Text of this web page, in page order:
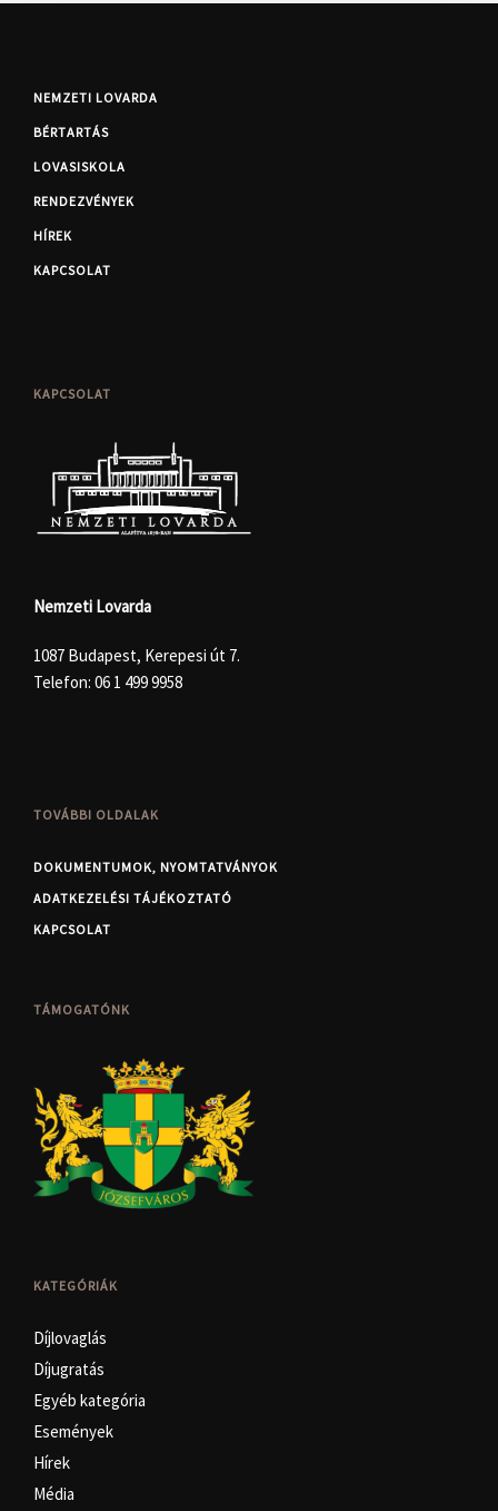
NEMZETI LOVARDA
BÉRTARTÁS
LOVASISKOLA
RENDEZVÉNYEK
HÍREK
KAPCSOLAT
KAPCSOLAT
Nemzeti Lovarda
1087 Budapest, Kerepesi út 7.
Telefon: 06 1 499 9958
TOVÁBBI OLDALAK
DOKUMENTUMOK, NYOMTATVÁNYOK
ADATKEZELÉSI TÁJÉKOZTATÓ
KAPCSOLAT
TÁMOGATÓNK
KATEGÓRIÁK
Díjlovaglás
Díjugratás
Egyéb kategória
Események
Hírek
Média